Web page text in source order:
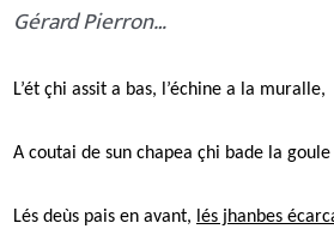
Gérard Pierron…
L’ét çhi assit a bas, l’échine a la muralle,
A coutai de sun chapea çhi bade la goule
Lés deùs pais en avant, lés jhanbes